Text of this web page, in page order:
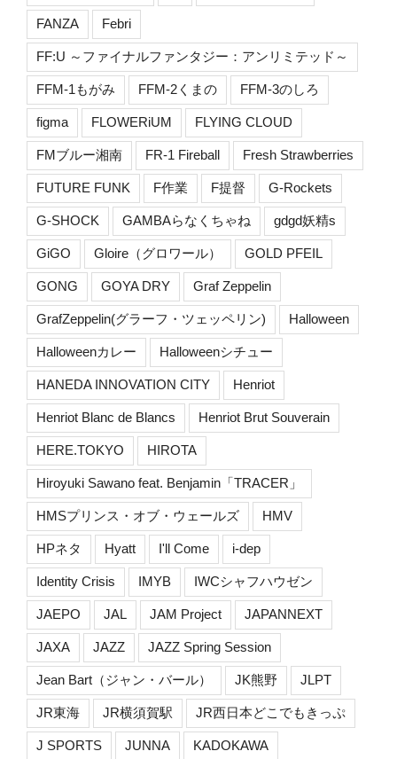
FANZA Febri
FF:U ～ファイナルファンタジー：アンリミテッド～
FFM-1もがみ FFM-2くまの FFM-3のしろ
figma FLOWERiUM FLYING CLOUD
FMブルー湘南 FR-1 Fireball Fresh Strawberries
FUTURE FUNK F作業 F提督 G-Rockets
G-SHOCK GAMBAらなくちゃね gdgd妖精s
GiGO Gloire（グロワール） GOLD PFEIL
GONG GOYA DRY Graf Zeppelin
GrafZeppelin(グラーフ・ツェッペリン) Halloween
Halloweenカレー Halloweenシチュー
HANEDA INNOVATION CITY Henriot
Henriot Blanc de Blancs Henriot Brut Souverain
HERE.TOKYO HIROTA
Hiroyuki Sawano feat. Benjamin「TRACER」
HMSプリンス・オブ・ウェールズ HMV
HPネタ Hyatt I'll Come i-dep
Identity Crisis IMYB IWCシャフハウゼン
JAEPO JAL JAM Project JAPANNEXT
JAXA JAZZ JAZZ Spring Session
Jean Bart（ジャン・バール） JK熊野 JLPT
JR東海 JR横須賀駅 JR西日本どこでもきっぷ
J SPORTS JUNNA KADOKAWA